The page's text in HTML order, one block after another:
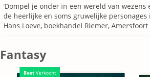
‘Dompel je onder in een wereld van wezens
de heerlijke en soms gruwelijke personages
Hans Loeve, boekhandel Riemer, Amersfoort
Fantasy
Best Verkocht